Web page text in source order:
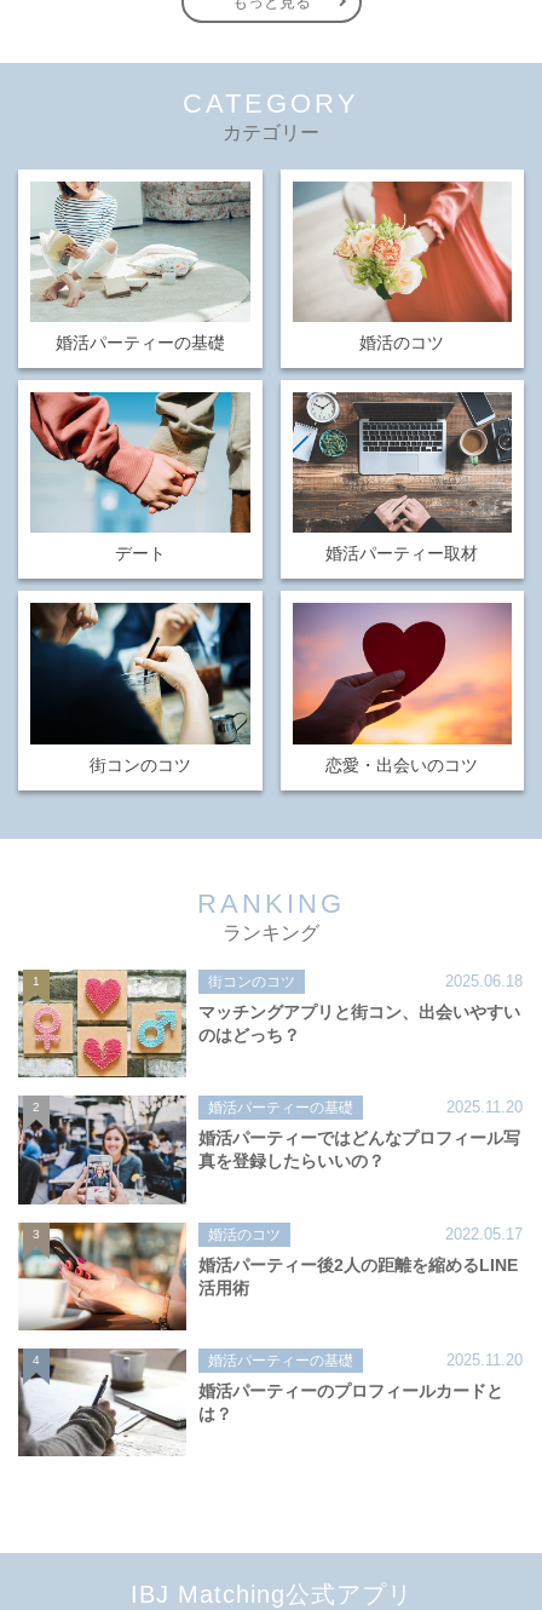
CATEGORY
カテゴリー
婚活パーティーの基礎 婚活のコツ
デート 婚活パーティー取材
街コンのコツ 恋愛・出会いのコツ
RANKING
ランキング
1 街コンのコツ 2025.06.18
マッチングアプリと街コン、出会いやすい
のはどっち？
2 婚活パーティーの基礎 2025.11.20
婚活パーティーではどんなプロフィール写
真を登録したらいいの？
3 婚活のコツ 2022.05.17
婚活パーティー後2人の距離を縮めるLINE
活用術
4 婚活パーティーの基礎 2025.11.20
婚活パーティーのプロフィールカードと
は？
IBJ Matching公式アプリ